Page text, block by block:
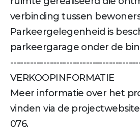
verbinding tussen
Parkeergelegenheid is
parkeergarage onder de
VERKOOPINFORMATIE
Meer informatie over het
vinden via de
076.